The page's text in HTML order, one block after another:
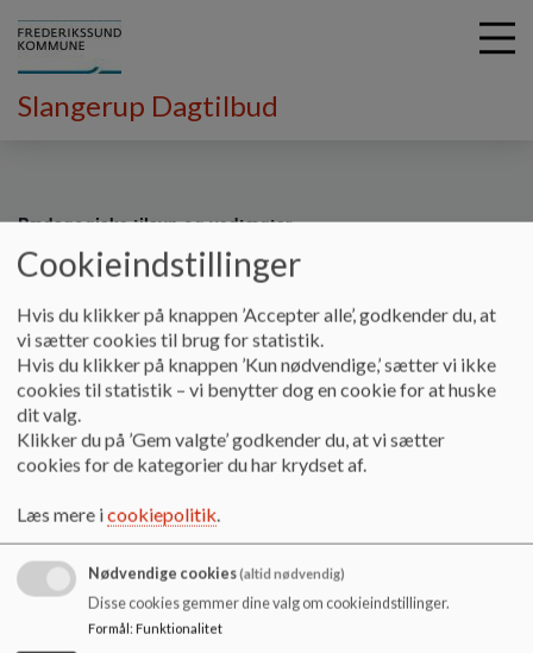
o
Slangerup Dagtilbud
Pædagogiske tilsyn og vedtægter
Pædagogiske tilsyn og vedtægter
Rammer og retningslinjer for Pædagogiske tilsyn og
gældende Styrelsesvedtægt for Frederikssund Kommunes
Dagtilbud godkendes af Opvækstudvalget.
Styrelsesvedtægter og retningslinjerne for
pædagogiske tilsyn
Herunder finder du tilsynsrapporterne for børnehusene i
område Slangerup
Cookieindstillinger
Hvis du klikker på knappen ’Accepter alle’, godkender du, at
vi sætter cookies til brug for statistik.
Hvis du klikker på knappen ’Kun nødvendige,’ sætter vi ikke
cookies til statistik – vi benytter dog en cookie for at huske
dit valg.
Klikker du på ’Gem valgte’ godkender du, at vi sætter
cookies for de kategorier du har krydset af.
Læs mere icookiepolitik.
Nødvendige cookies(altid nødvendig)
Disse cookies gemmer dine valg om cookieindstillinger.
Formål: Funktionalitet